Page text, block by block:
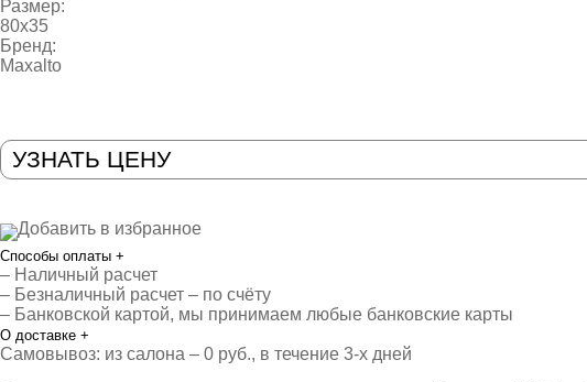
Размер:
80х35
Бренд:
Maxalto
УЗНАТЬ ЦЕНУ
Добавить в избранное
Способы оплаты +
– Наличный расчет
– Безналичный расчет – по счёту
– Банковской картой, мы принимаем любые банковские карты
О доставке +
Самовывоз: из салона – 0 руб., в течение 3-х дней